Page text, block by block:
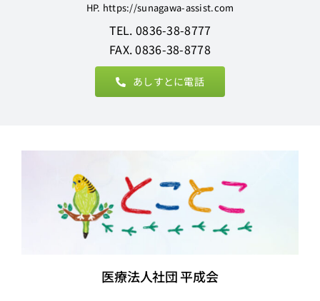
HP. https://sunagawa-assist.com
TEL. 0836-38-8777
FAX. 0836-38-8778
あしすとに電話
医療法人社団 平成会